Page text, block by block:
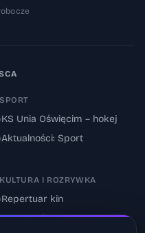
SPORT
›KS Unia Oświęcim – hokej
›Aktualności: Sport
KULTURA I ROZRYWKA
›Repertuar kin
›Aktualności: Kultura